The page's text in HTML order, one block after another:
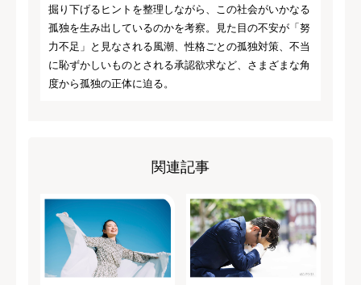
掘り下げるヒントを整理しながら、この社会がいかなる
孤独を生み出しているのかを考察。見た目の不安が「努
力不足」と見なされる風潮、性格ごとの孤独対策、不当
に恥ずかしいものとされる承認欲求など、さまざまな角
度から孤独の正体に迫る。
関連記事